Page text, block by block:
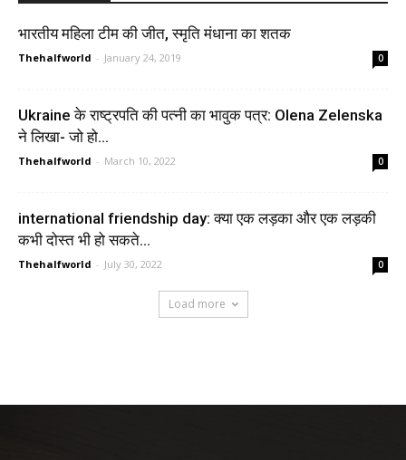
भारतीय महिला टीम की जीत, स्मृति मंधाना का शतक
Thehalfworld - January 24, 2019 0
Ukraine के राष्ट्रपति की पत्नी का भावुक पत्र: Olena Zelenska
ने लिखा- जो हो...
Thehalfworld - March 10, 2022 0
international friendship day: क्या एक लड़का और एक लड़की
कभी दोस्त भी हो सकते...
Thehalfworld - July 30, 2022 0
Load more